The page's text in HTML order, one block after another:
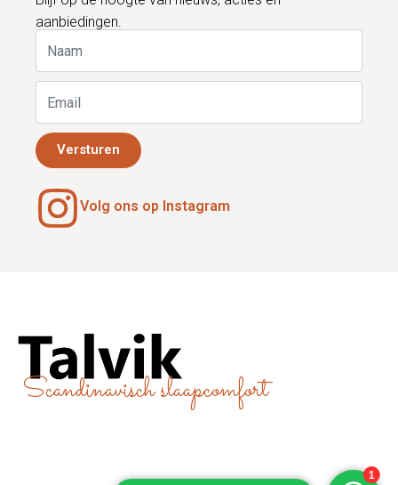
aanbiedingen.
Versturen
Volg ons op Instagram
Scandinavisch slaapcomfort